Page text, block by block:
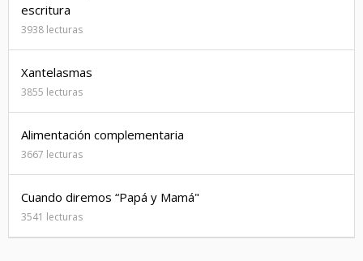
escritura
3938 lecturas
Xantelasmas
3855 lecturas
Alimentación complementaria
3667 lecturas
Cuando diremos “Papá y Mamá"
3541 lecturas